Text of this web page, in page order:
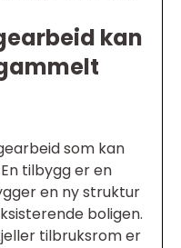
kan
som kan
tilbygg er en
en ny struktur
boligen.
tilbruksrom er